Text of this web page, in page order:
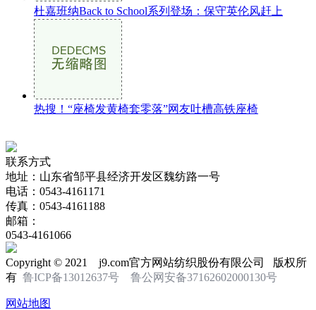
杜嘉班纳Back to School系列登场：保守英伦风赶上
热搜！“座椅发黄椅套零落”网友吐槽高铁座椅
联系方式
地址：山东省邹平县经济开发区魏纺路一号
电话：0543-4161171
传真：0543-4161188
邮箱：
0543-4161066
Copyright © 2021 j9.com官方网站纺织股份有限公司 版权所
有 鲁ICP备13012637号 鲁公网安备37162602000130号
网站地图